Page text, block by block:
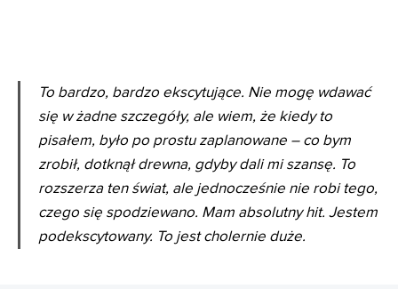
To bardzo, bardzo ekscytujące. Nie mogę wdawać
się w żadne szczegóły, ale wiem, że kiedy to
pisałem, było po prostu zaplanowane – co bym
zrobił, dotknął drewna, gdyby dali mi szansę. To
rozszerza ten świat, ale jednocześnie nie robi tego,
czego się spodziewano. Mam absolutny hit. Jestem
podekscytowany. To jest cholernie duże.